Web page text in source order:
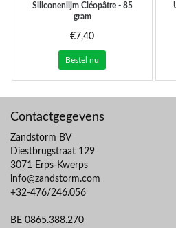
Siliconenlijm Cléopâtre - 85
gram
€7,40
Bestel nu
Contactgegevens
Zandstorm BV
Diestbrugstraat 129
3071 Erps-Kwerps
info@zandstorm.com
+32-476/246.056
BE 0865.388.270